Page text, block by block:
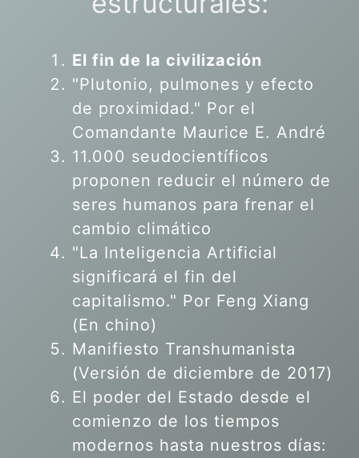
El fin de la civilización
"Plutonio, pulmones y efecto
de proximidad." Por el
Comandante Maurice E. André
11.000 seudocientíficos
proponen reducir el número de
seres humanos para frenar el
cambio climático
"La Inteligencia Artificial
significará el fin del
capitalismo." Por Feng Xiang
(En chino)
Manifiesto Transhumanista
(Versión de diciembre de 2017)
El poder del Estado desde el
comienzo de los tiempos
modernos hasta nuestros días: